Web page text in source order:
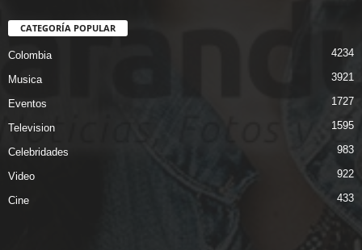
CATEGORÍA POPULAR
Colombia 4234
Musica 3921
Eventos 1727
Television 1595
Celebridades 983
Video 922
Cine 433